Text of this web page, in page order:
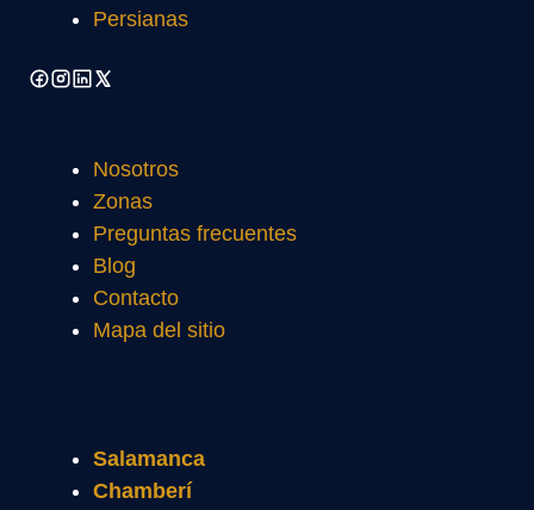
Persianas
Nosotros
Zonas
Preguntas frecuentes
Blog
Contacto
Mapa del sitio
Salamanca
Chamberí